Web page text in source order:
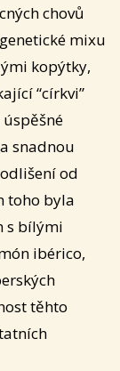
chovů
mixu
kopýtky,
“církvi”
úspěšné
snadnou
od
toho byla
s bílými
ibérico,
těhto